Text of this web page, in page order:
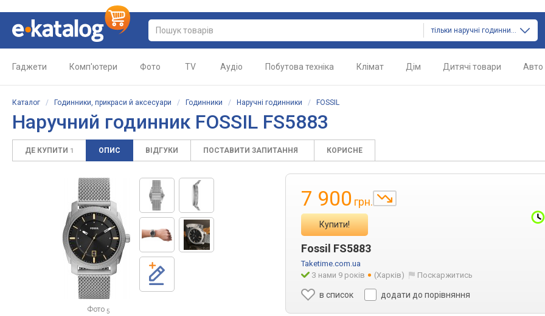
тільки наручні годинники
Гаджети Комп'ютери Фото TV Аудіо Побутова техніка Клімат Дім Дитячі товари Авто
Каталог / Годинники, прикраси й аксесуари / Годинники / Наручні годинники / FOSSIL
Наручний годинник FOSSIL FS5883
ДЕ КУПИТИ 1 ОПИС ВІДГУКИ ПОСТАВИТИ ЗАПИТАННЯ КОРИСНЕ
Фото 5
7 900 грн.
Купити!
Fossil FS5883
Taketime.com.ua
З нами 9 років
(Харків) Поскаржитись
в список додати до порівняння